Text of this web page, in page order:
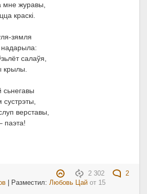
мне журавы,
краскі.
зямля
салаўя,
крылы.
сьнегавы
сустрэты,
верставы,
паэта!
2 302
2
| Разместил:Любовь Цай от 15